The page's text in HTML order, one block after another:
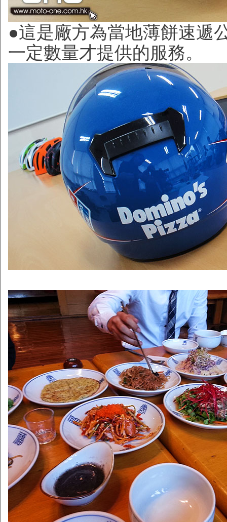
●這是廠方為當地薄餅速遞
一定數量才提供的服務。